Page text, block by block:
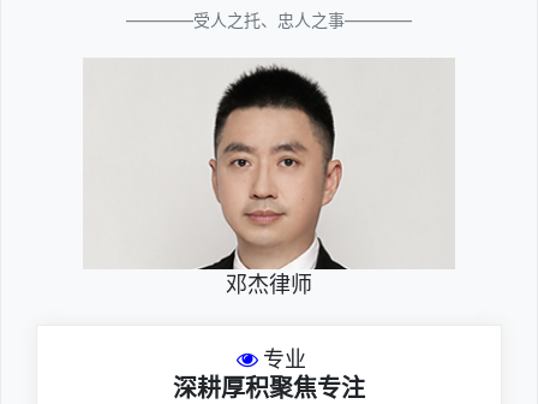
————受人之托、忠人之事————
邓杰律师
专业
深耕厚积聚焦专注